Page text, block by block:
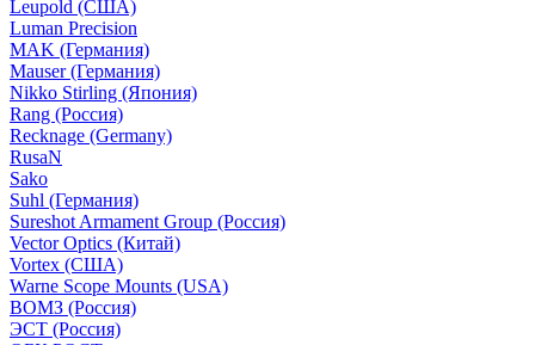
Leupold (США)
Luman Precision
MAK (Германия)
Mauser (Германия)
Nikko Stirling (Япония)
Rang (Россия)
Recknage (Germany)
RusaN
Sako
Suhl (Германия)
Sureshot Armament Group (Россия)
Vector Optics (Китай)
Vortex (США)
Warne Scope Mounts (USA)
ВОМЗ (Россия)
ЭСТ (Россия)